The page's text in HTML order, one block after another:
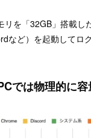
を「32GB」搭載
など）を起動してロ
では物理的に